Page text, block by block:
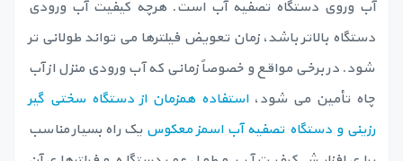
آب وروی دستگاه تصفیه آب است. هرچه کیفیت آب ورودی
دستگاه بالاتر باشد، زمان تعویض فیلترها می تواند طولانی تر
شود. در برخی مواقع و خصوصاً زمانی که آب ورودی منزل از آب
چاه تأمین می شود،استفاده همزمان از دستگاه سختی گیر
رزینی و دستگاه تصفیه آب اسمز معکوس یک راه بسیار مناسب